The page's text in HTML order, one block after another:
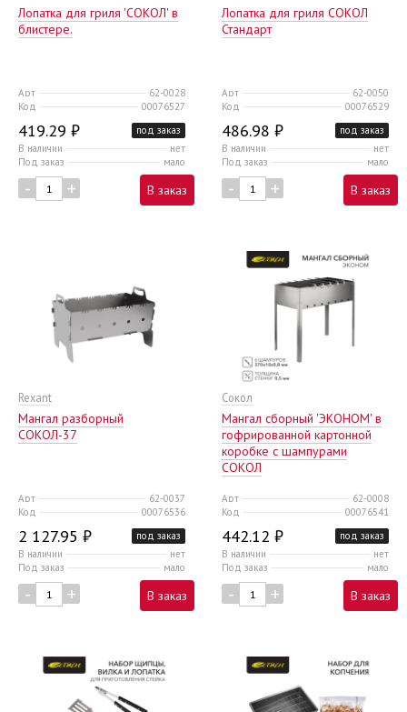
Лопатка для гриля 'СОКОЛ' в
блистере.
Арт
62-0028
Код
00076527
419.29 ₽
под заказ
В наличии
нет
Под заказ
мало
- + В заказ
Лопатка для гриля СОКОЛ
Стандарт
Арт
62-0050
Код
00076529
486.98 ₽
под заказ
В наличии
нет
Под заказ
мало
- + В заказ
Rexant
Мангал разборный
СОКОЛ-37
Арт
62-0037
Код
00076536
2 127.95 ₽
под заказ
В наличии
нет
Под заказ
мало
- + В заказ
Сокол
Мангал сборный 'ЭКОНОМ' в
гофрированной картонной
коробке с шампурами
СОКОЛ
Арт
62-0008
Код
00076541
442.12 ₽
под заказ
В наличии
нет
Под заказ
мало
- + В заказ